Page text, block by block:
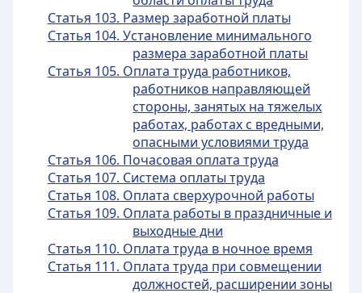
Статья 103. Размер заработной платы
Статья 104. Установление минимального
размера заработной платы
Статья 105. Оплата труда работников,
работников направляющей
стороны, занятых на тяжелых
работах, работах с вредными,
опасными условиями труда
Статья 106. Почасовая оплата труда
Статья 107. Система оплаты труда
Статья 108. Оплата сверхурочной работы
Статья 109. Оплата работы в праздничные и
выходные дни
Статья 110. Оплата труда в ночное время
Статья 111. Оплата труда при совмещении
должностей, расширении зоны